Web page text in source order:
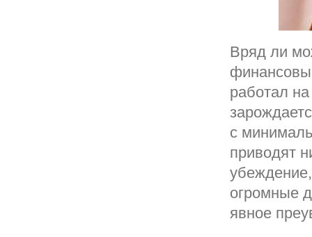
Вряд ли
работал
с
приводят
огромные
явное